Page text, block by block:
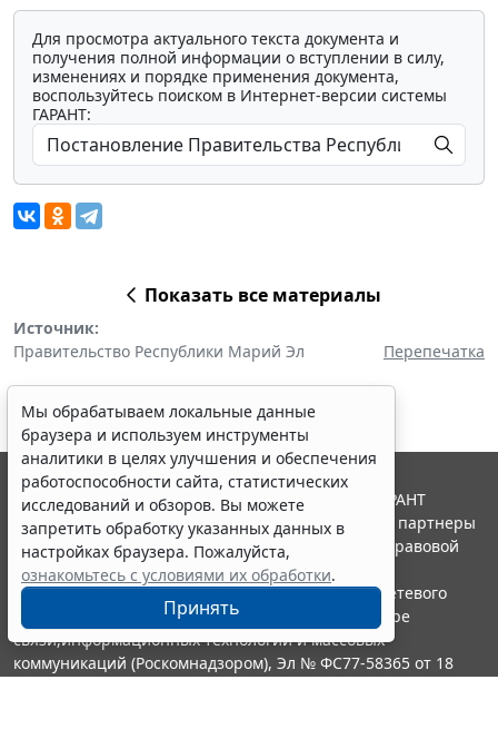
Для просмотра актуального текста документа и
получения полной информации о вступлении в силу,
изменениях и порядке применения документа,
воспользуйтесь поиском в Интернет-версии системы
ГАРАНТ:
Показать все материалы
Источник:
Правительство Республики Марий Эл
Перепечатка
Мы обрабатываем локальные данные
браузера и используем инструменты
аналитики в целях улучшения и обеспечения
работоспособности сайта, статистических
исследований и обзоров. Вы можете
запретить обработку указанных данных в
настройках браузера. Пожалуйста,
ознакомьтесь с условиями их обработки.
Принять
© ООО "НПП "ГАРАНТ-СЕРВИС", 2026. Система ГАРАНТ
выпускается с 1990 года. Компания "Гарант" и ее партнеры
являются участниками Российской ассоциации правовой
информации ГАРАНТ.
Портал ГАРАНТ.РУ зарегистрирован в качестве сетевого
издания Федеральной службой по надзору в сфере
связи,информационных технологий и массовых
коммуникаций (Роскомнадзором), Эл № ФС77-58365 от 18